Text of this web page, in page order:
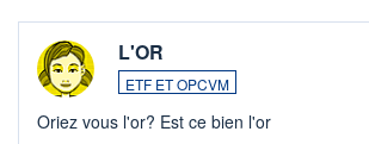
L'OR
ETF ET OPCVM
Oriez vous l'or? Est ce bien l'or